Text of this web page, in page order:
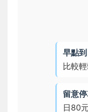
早點到
比較輕
留意停
日80